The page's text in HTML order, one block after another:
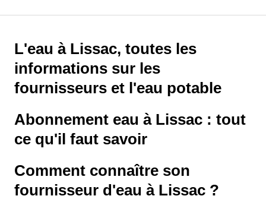
L'eau à Lissac, toutes les
informations sur les
fournisseurs et l'eau potable
Abonnement eau à Lissac : tout
ce qu'il faut savoir
Comment connaître son
fournisseur d'eau à Lissac ?